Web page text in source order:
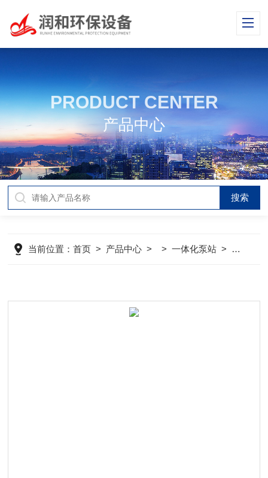
PRODUCT CENTER
产品中心
当前位置：首页 > 产品中心 > >一体化泵站 > 一体化